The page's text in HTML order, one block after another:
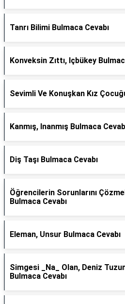
Tanrı Bilimi Bulmaca Cevabı
Konveksin Zıttı, Içbükey
Sevimli Ve Konuşkan Kız
Kanmış, Inanmış Bulmaca
Diş Taşı Bulmaca Cevabı
Öğrencilerin Sorunlarını
Bulmaca Cevabı
Eleman, Unsur Bulmaca Cevabı
Simgesi _Na_ Olan, Deniz
Bulmaca Cevabı